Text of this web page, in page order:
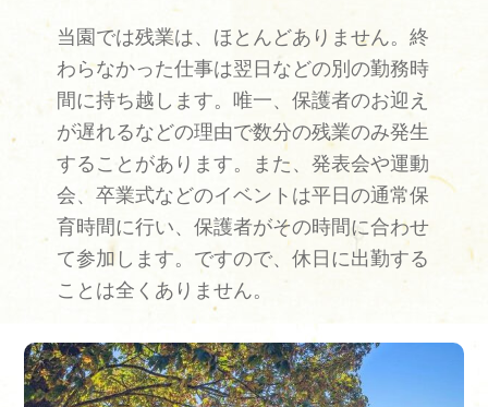
当園では残業は、ほとんどありません。終
わらなかった仕事は翌日などの別の勤務時
間に持ち越します。唯一、保護者のお迎え
が遅れるなどの理由で数分の残業のみ発生
することがあります。また、発表会や運動
会、卒業式などのイベントは平日の通常保
育時間に行い、保護者がその時間に合わせ
て参加します。ですので、休日に出勤する
ことは全くありません。